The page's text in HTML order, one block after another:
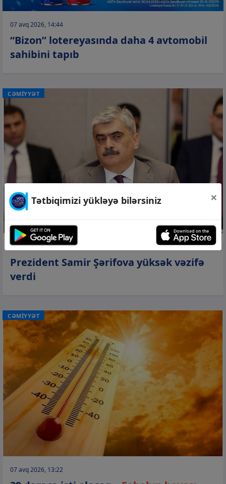
07 avq 2026, 14:44
“Bizon” lotereyasında daha 4 avtomobil
sahibini tapıb
CƏMİYYƏT
07 avq 2026, 13:57
Prezident Samir Şərifova yüksək vəzifə
verdi
CƏMİYYƏT
07 avq 2026, 13:22
Tətbiqimizi yükləyə bilərsiniz ×